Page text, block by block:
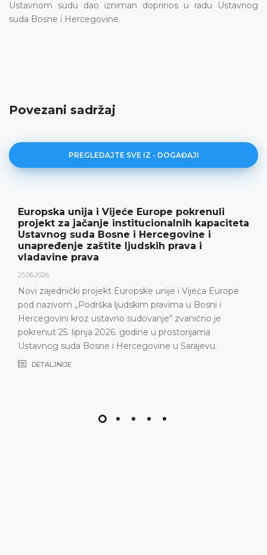
Ustavnom sudu dao izniman doprinos u radu Ustavnog
suda Bosne i Hercegovine.
Povezani sadržaj
PREGLEDAJTE SVE IZ - DOGAĐAJI
Europska unija i Vijeće Europe pokrenuli
projekt za jačanje institucionalnih kapaciteta
Ustavnog suda Bosne i Hercegovine i
unapređenje zaštite ljudskih prava i
vladavine prava
25.06.2026.
Novi zajednički projekt Europske unije i Vijeća Europe
pod nazivom „Podrška ljudskim pravima u Bosni i
Hercegovini kroz ustavno sudovanje“ zvanično je
pokrenut 25. lipnja 2026. godine u prostorijama
Ustavnog suda Bosne i Hercegovine u Sarajevu.
DETALJNIJE